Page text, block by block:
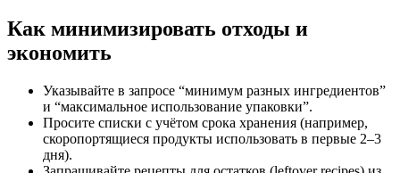
Как минимизировать отходы и
экономить
Указывайте в запросе “минимум разных ингредиентов”
и “максимальное использование упаковки”.
Просите списки с учётом срока хранения (например,
скоропортящиеся продукты использовать в первые 2–3
дня).